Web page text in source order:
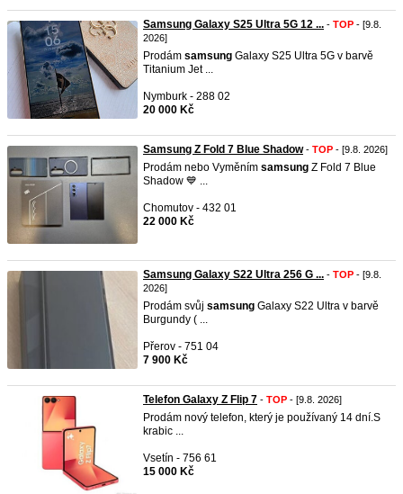
Samsung Galaxy S25 Ultra 5G 12 ... - TOP - [9.8.
2026]
Prodám samsung Galaxy S25 Ultra 5G v barvě
Titanium Jet ...
Nymburk - 288 02
20 000 Kč
Samsung Z Fold 7 Blue Shadow- TOP - [9.8. 2026]
Prodám nebo Vyměním samsung Z Fold 7 Blue
Shadow 💙 ...
Chomutov - 432 01
22 000 Kč
Samsung Galaxy S22 Ultra 256 G ... - TOP - [9.8.
2026]
Prodám svůj samsung Galaxy S22 Ultra v barvě
Burgundy ( ...
Přerov - 751 04
7 900 Kč
Telefon Galaxy Z Flip 7 - TOP - [9.8. 2026]
Prodám nový telefon, který je používaný 14 dní.S
krabic ...
Vsetín - 756 61
15 000 Kč